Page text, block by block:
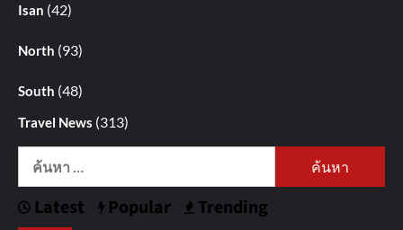
Isan (42)
North (93)
South (48)
Travel News (313)
ค้นหา
Latest Popular Trending